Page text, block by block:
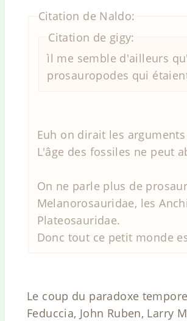
Citation de Naldo:
Citation de gigy:
ìl me semble d'ailleurs
prosauropodes qui
Euh on dirait les
L'âge des fossiles ne peut
On ne parle plus de
Melanorosauridae, les
Plateosauridae.
Donc tout ce petit monde
Le coup du paradoxe
Feduccia, John Ruben, Larry